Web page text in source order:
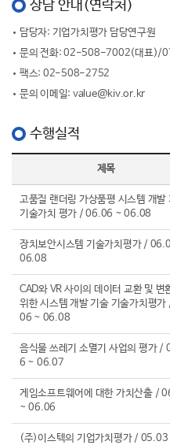
상담 안내(연락처)
담당자: 기업가치평가 담당연구원
문의 전화: 02-508-7002(대표)/
팩스: 02-508-2752
문의 이메일: value@kiv.or.kr
수행실적
제목
고품질 랜더링 가상품평 시스템 개발
기술가치 평가 / 06.06 ~ 06.08
장치보안시스템 기술가치평가 /
06.08
CAD와 VR 사이의 데이터 교환 및 변
위한 시스템 개발 기술 기술가치평
06 ~ 06.08
음식물 쓰레기 소멸기 사업의 평가 /
6 ~ 06.07
게임소프트웨어에 대한 가치산출 /
~ 06.06
(주)이스텍의 기업가치평가 /